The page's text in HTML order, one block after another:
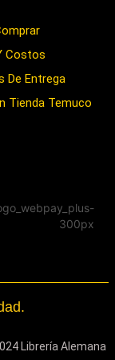
Costos
De Entrega
Tienda Temuco
Librería Alemana